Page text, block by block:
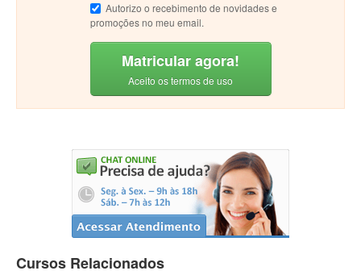
Autorizo o recebimento de novidades e
promoções no meu email.
Matricular agora!
Aceito os termos de uso
Cursos Relacionados